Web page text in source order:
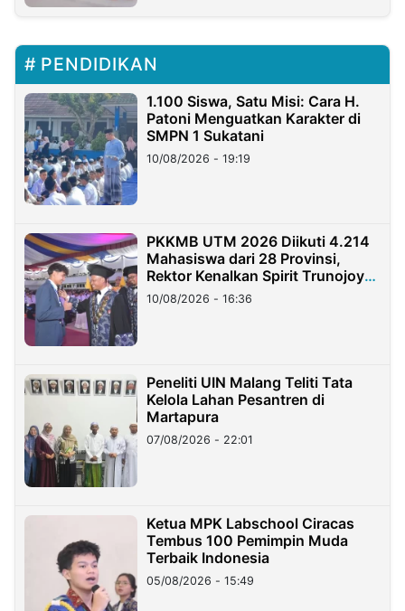
PENDIDIKAN
1.100 Siswa, Satu Misi: Cara H.
Patoni Menguatkan Karakter di
SMPN 1 Sukatani
10/08/2026 - 19:19
PKKMB UTM 2026 Diikuti 4.214
Mahasiswa dari 28 Provinsi,
Rektor Kenalkan Spirit Trunojoyo
Masa Kini
10/08/2026 - 16:36
Peneliti UIN Malang Teliti Tata
Kelola Lahan Pesantren di
Martapura
07/08/2026 - 22:01
Ketua MPK Labschool Ciracas
Tembus 100 Pemimpin Muda
Terbaik Indonesia
05/08/2026 - 15:49